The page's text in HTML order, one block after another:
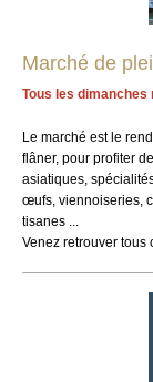
Marché de
Tous les dimanches
Le marché est le
flâner, pour profiter
asiatiques,
œufs, viennoiseries,
tisanes ...
Venez retrouver tous